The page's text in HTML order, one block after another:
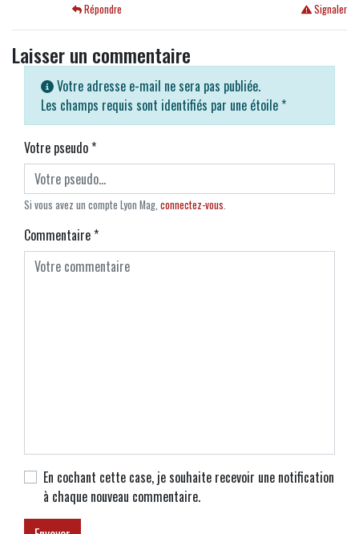
Signaler
Répondre
Laisser un commentaire
Votre adresse e-mail ne sera pas publiée.
Les champs requis sont identifiés par une étoile *
Votre pseudo*
Si vous avez un compte Lyon Mag, connectez-vous.
Commentaire*
En cochant cette case, je souhaite recevoir une notification
à chaque nouveau commentaire.